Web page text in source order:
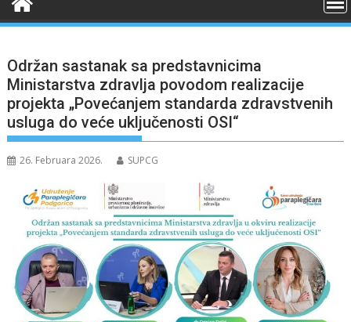
Održan sastanak sa predstavnicima
Ministarstva zdravlja povodom realizacije
projekta „Povećanjem standarda zdravstvenih
usluga do veće uključenosti OSI“
26. Februara 2026. SUPCG